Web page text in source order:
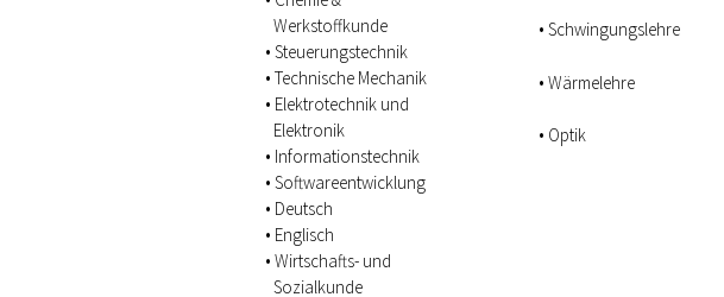
Schwingungslehre
Wärmelehre
Optik
Werkstoffkunde
Steuerungstechnik
Technische Mechanik
Elektrotechnik und
Elektronik
Informationstechnik
Softwareentwicklung
Deutsch
Englisch
Wirtschafts- und
Sozialkunde